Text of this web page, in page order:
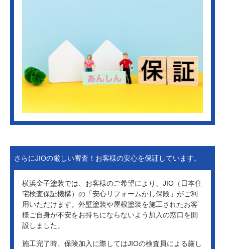
さらにJIOの厳しい審査！お客様の安心を保証しています。
横浜金子塗装では、お客様のご希望により、JIO（日本住
宅検査保証機構）の「安心リフォームかし保険」がご利
用いただけます。外壁塗装や屋根塗装を施工されたお客
様ご自身が不安をお持ちにならないよう加入の窓口を開
設しました。
施工完了時、保険加入に際してはJIOの検査員による厳し